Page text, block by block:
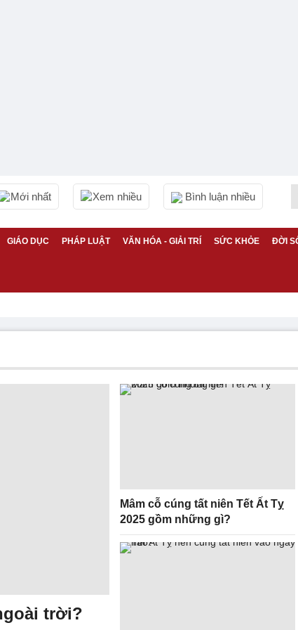
Mới nhất Xem nhiều Bình luận nhiều
GIÁO DỤC PHÁP LUẬT VĂN HÓA - GIẢI TRÍ SỨC KHỎE ĐỜI
trời?
Mâm cỗ cúng tất niên Tết Ất Tỵ
2025 gồm những gì?